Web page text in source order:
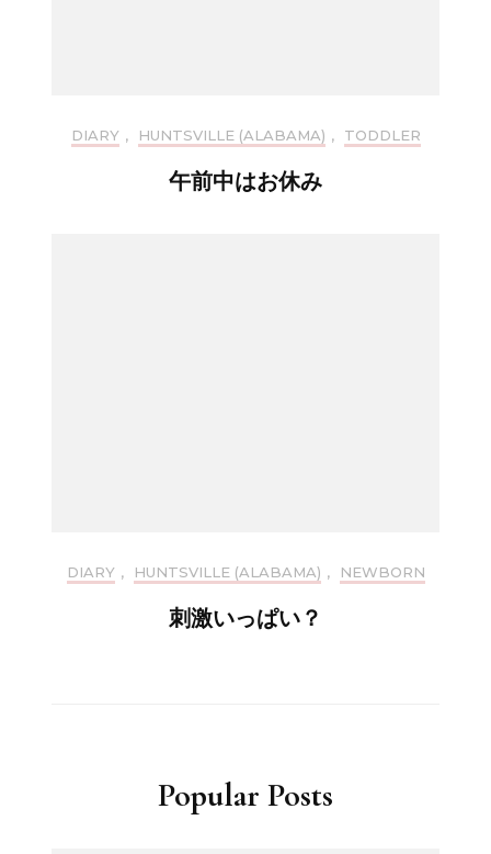
DIARY , HUNTSVILLE (ALABAMA) , TODDLER
午前中はお休み
DIARY , HUNTSVILLE (ALABAMA) , NEWBORN
刺激いっぱい？
Popular Posts